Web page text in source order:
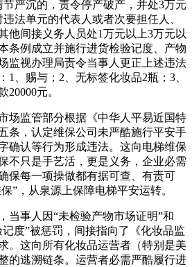
节严沉的，责令停产破产，并处3万元
法单元的代表人或者次要担任人、
他间接义务人员处1万元以上3万元以
条例成立并施行进货检验记度、产物
监视办理局责令当事人更正上述违法
1、赐与；2、无标签化妆品2瓶；3、
20000元。
监管部分根据《中华人平易近国特
条，认定维保公司未严酷施行平安手
确认等行为形成违法。这向电梯维保
不只是手艺活，更是义务，企业必需
保每一项操做都有据可查、有责可
”，从泉源上保障电梯平安运转。
事人因“未检验产物市场证明”和
度”被惩罚，间接指向了《化妆品监
。这向所有化妆品运营者（特别是美
的逃溯链条。运营者必需严酷履行进